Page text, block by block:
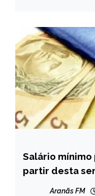
BRASIL
Salário mínimo
partir desta
Aranãs FM